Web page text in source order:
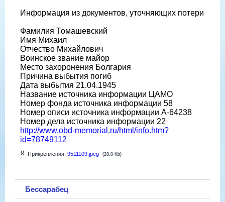
Информация из документов, уточняющих потери
Фамилия Томашевский
Имя Михаил
Отчество Михайлович
Воинское звание майор
Место захоронения Болгария
Причина выбытия погиб
Дата выбытия 21.04.1945
Название источника информации ЦАМО
Номер фонда источника информации 58
Номер описи источника информации A-64238
Номер дела источника информации 22
http://www.obd-memorial.ru/html/info.htm?
id=78749112
Прикрепления: 9511109.jpeg (28.0 Kb)
Бессарабец